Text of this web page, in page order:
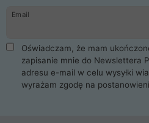
Email
Oświadczam, że mam
zapisanie mnie do Newslettera
adresu e-mail w celu wysyłki
wyrażam zgodę na